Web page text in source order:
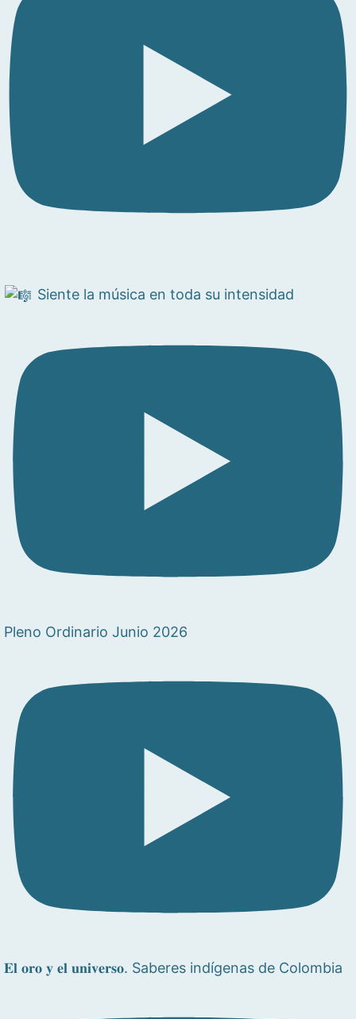
Siente la música en toda su intensidad
Pleno Ordinario Junio 2026
𝐄𝐥 𝐨𝐫𝐨 𝐲 𝐞𝐥 𝐮𝐧𝐢𝐯𝐞𝐫𝐬𝐨. Saberes indígenas de Colombia